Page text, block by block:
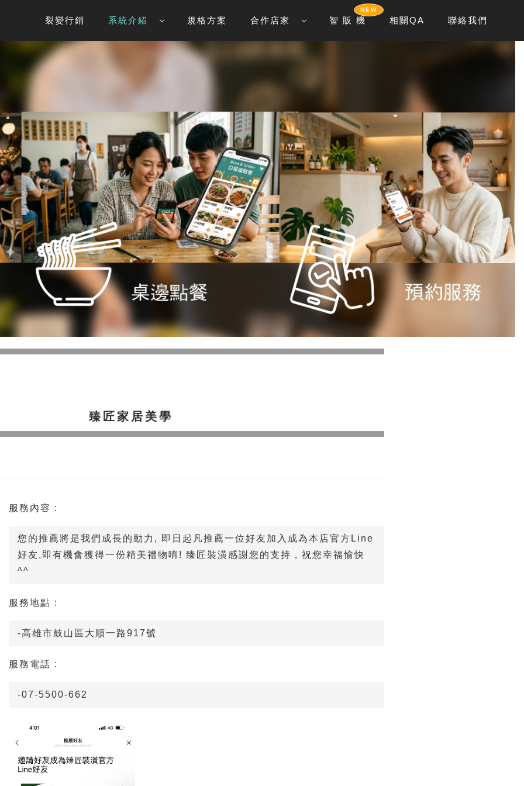
裂變行銷 系統介紹 規格方案 合作店家
NEW
智 販 機 相關QA 聯絡我們
臻匠家居美學
服務內容 :
您的推薦將是我們成長的動力, 即日起凡推薦一位好友加入成為本店官方Line
好友,即有機會獲得一份精美禮物唷! 臻匠裝潢感謝您的支持，祝您幸福愉快
^^
服務地點 :
-高雄市鼓山區大順一路917號
服務電話 :
-07-5500-662